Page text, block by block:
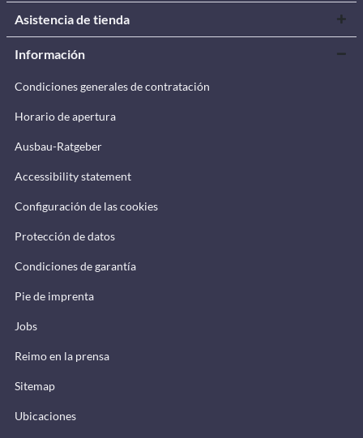
Asistencia de tienda
Información
Condiciones generales de contratación
Horario de apertura
Ausbau-Ratgeber
Accessibility statement
Configuración de las cookies
Protección de datos
Condiciones de garantía
Pie de imprenta
Jobs
Reimo en la prensa
Sitemap
Ubicaciones